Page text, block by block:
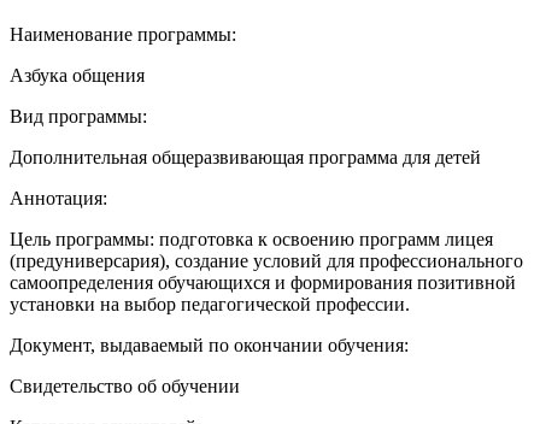
Наименование программы:
Азбука общения
Вид программы:
Дополнительная общеразвивающая программа для детей
Аннотация:
Цель программы: подготовка к освоению программ лицея
(предуниверсария), создание условий для профессионального
самоопределения обучающихся и формирования позитивной
установки на выбор педагогической профессии.
Документ, выдаваемый по окончании обучения:
Свидетельство об обучении